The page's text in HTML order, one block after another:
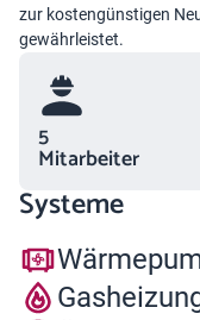
zur kostengünstigen
gewährleistet.
5
Mitarbeiter
Systeme